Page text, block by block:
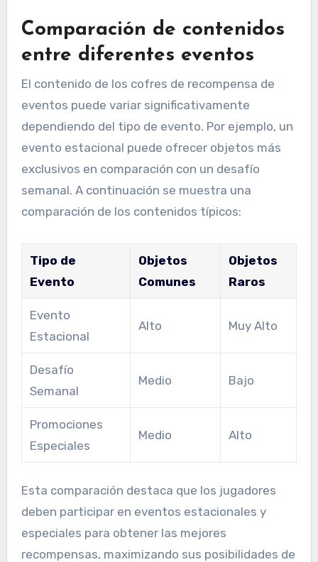
Comparación de contenidos
entre diferentes eventos
El contenido de los cofres de recompensa de
eventos puede variar significativamente
dependiendo del tipo de evento. Por ejemplo, un
evento estacional puede ofrecer objetos más
exclusivos en comparación con un desafío
semanal. A continuación se muestra una
comparación de los contenidos típicos:
Tipo de
Evento
Objetos
Comunes
Objetos
Raros
Evento
Estacional
Alto Muy Alto
Desafío
Semanal
Medio Bajo
Promociones
Especiales
Medio Alto
Esta comparación destaca que los jugadores
deben participar en eventos estacionales y
especiales para obtener las mejores
recompensas, maximizando sus posibilidades de